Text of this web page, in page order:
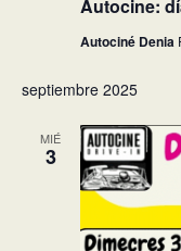
Autocine:
Autociné Denia
septiembre 2025
MIÉ
3